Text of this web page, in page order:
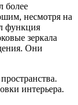
более
несмотря на
функция
зеркала
Они
интерьера.